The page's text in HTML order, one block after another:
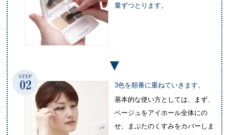
量ずつとります。
3色を順番に重ねていきます。
基本的な使い方としては、まず、
ベージュをアイホール全体にの
せ、まぶたのくすみをカバーしま